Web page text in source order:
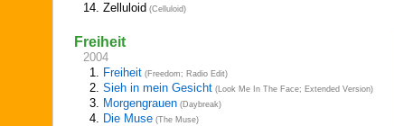
14. Zelluloid (Celluloid)
Freiheit
2004
1. Freiheit (Freedom; Radio Edit)
2. Sieh in mein Gesicht (Look Me In The Face; Extended Version)
3. Morgengrauen (Daybreak)
4. Die Muse (The Muse)